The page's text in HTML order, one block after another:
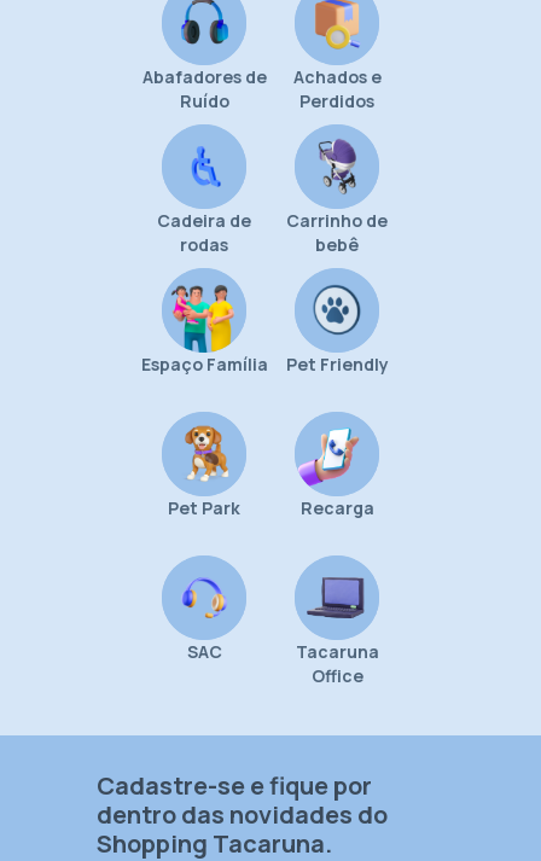
Abafadores de
Ruído
Achados e
Perdidos
Cadeira de
rodas
Carrinho de
bebê
Espaço Família Pet Friendly
Pet Park Recarga
SAC
Tacaruna
Office
Cadastre-se e fique por
dentro das novidades do
Shopping Tacaruna.